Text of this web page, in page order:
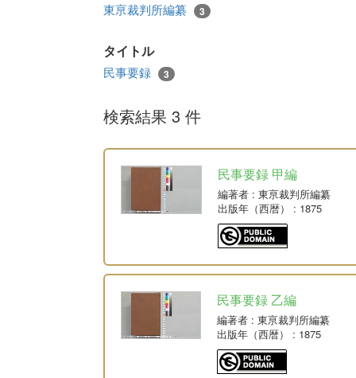
東亰裁判所編纂 3
タイトル
民事要録 3
検索結果 3 件
民事要録 甲編
編著者 : 東亰裁判所編纂
出版年（西暦）
: 1875
民事要録 乙編
編著者 : 東亰裁判所編纂
出版年（西暦）
: 1875